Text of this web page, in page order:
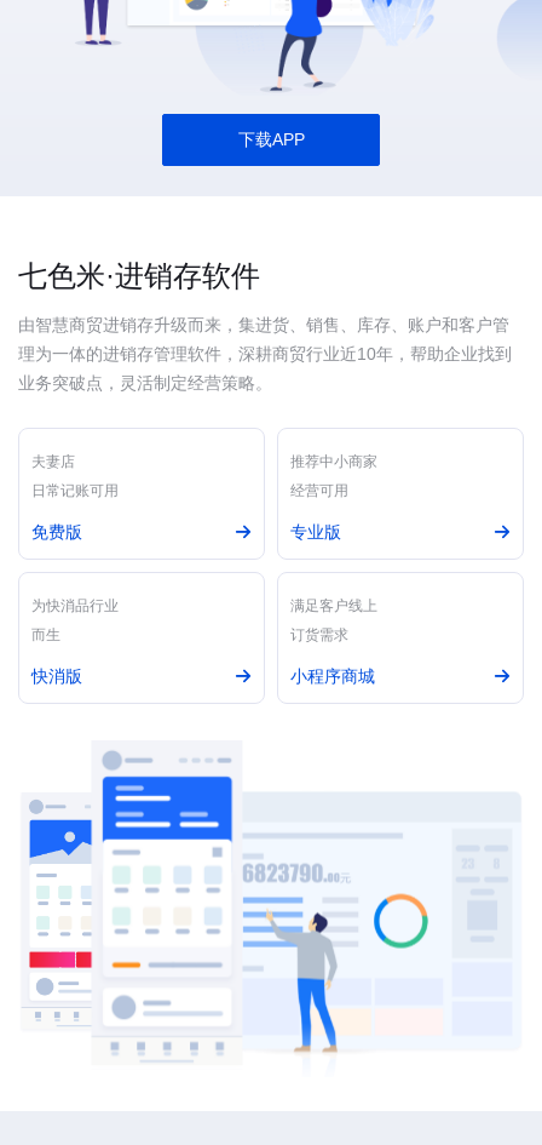
下载APP
七色米·进销存软件
由智慧商贸进销存升级而来，集进货、销售、库存、账户和客户管
理为一体的进销存管理软件，深耕商贸行业近10年，帮助企业找到
业务突破点，灵活制定经营策略。
夫妻店
日常记账可用
免费版
推荐中小商家
经营可用
专业版
为快消品行业
而生
快消版
满足客户线上
订货需求
小程序商城